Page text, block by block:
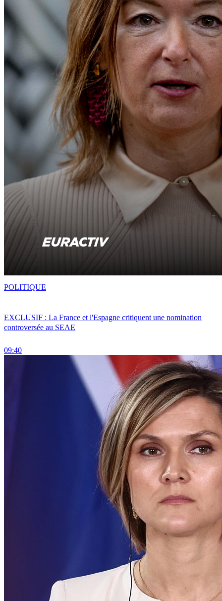
EXCLUSIF : La France et l'Espagne critiquent une nomination
controversée au SEAE
09:40
POLITIQUE